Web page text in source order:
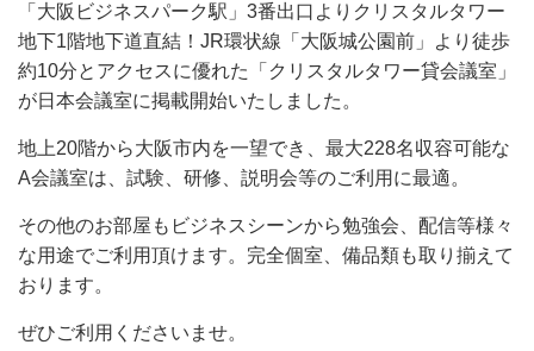
「大阪ビジネスパーク駅」3番出口よりクリスタルタワー
地下1階地下道直結！JR環状線「大阪城公園前」より徒歩
約10分とアクセスに優れた「クリスタルタワー貸会議室」
が日本会議室に掲載開始いたしました。
地上20階から大阪市内を一望でき、最大228名収容可能な
A会議室は、試験、研修、説明会等のご利用に最適。
その他のお部屋もビジネスシーンから勉強会、配信等様々
な用途でご利用頂けます。完全個室、備品類も取り揃えて
おります。
ぜひご利用くださいませ。